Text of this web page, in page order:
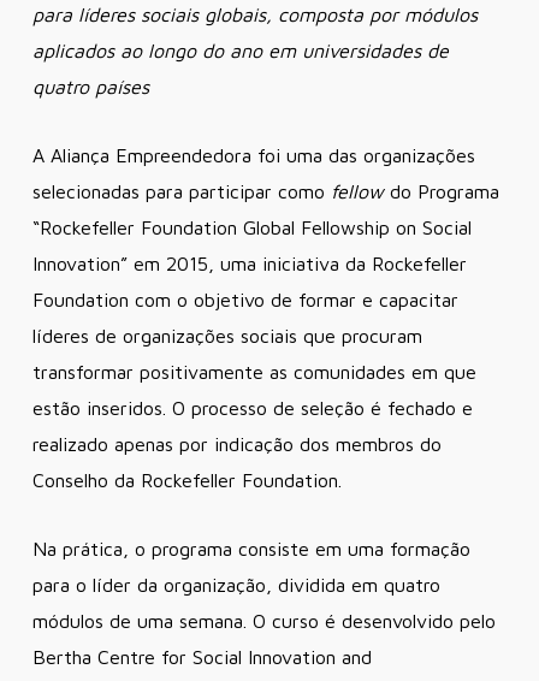
para líderes sociais globais, composta por módulos
aplicados ao longo do ano em universidades de
quatro países
A Aliança Empreendedora foi uma das organizações
selecionadas para participar como fellow do Programa
“Rockefeller Foundation Global Fellowship on Social
Innovation” em 2015, uma iniciativa da Rockefeller
Foundation com o objetivo de formar e capacitar
líderes de organizações sociais que procuram
transformar positivamente as comunidades em que
estão inseridos. O processo de seleção é fechado e
realizado apenas por indicação dos membros do
Conselho da Rockefeller Foundation.
Na prática, o programa consiste em uma formação
para o líder da organização, dividida em quatro
módulos de uma semana. O curso é desenvolvido pelo
Bertha Centre for Social Innovation and